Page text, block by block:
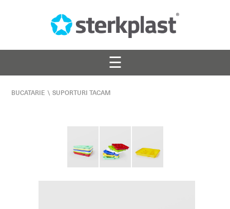
☰
BUCATARIE \ SUPORTURI TACAM